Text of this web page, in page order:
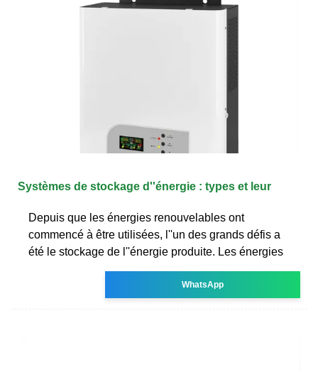
Systèmes de stockage d''énergie : types et leur
Depuis que les énergies renouvelables ont
commencé à être utilisées, l''un des grands défis a
été le stockage de l''énergie produite. Les énergies
WhatsApp